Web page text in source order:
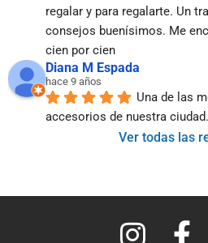
regalar y para regalarte. Un
consejos buenísimos. Me
cien por cien
Diana M Espada
hace 9 años
Una de las
accesorios de nuestra ciudad.
Ver todas las
I F